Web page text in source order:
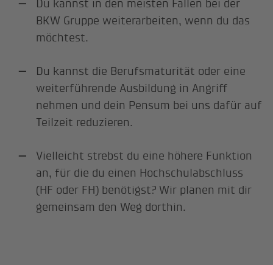
Du kannst in den meisten Fällen bei der
BKW Gruppe weiterarbeiten, wenn du das
möchtest.
Du kannst die Berufsmaturität oder eine
weiterführende Ausbildung in Angriff
nehmen und dein Pensum bei uns dafür auf
Teilzeit reduzieren.
Vielleicht strebst du eine höhere Funktion
an, für die du einen Hochschulabschluss
(HF oder FH) benötigst? Wir planen mit dir
gemeinsam den Weg dorthin.